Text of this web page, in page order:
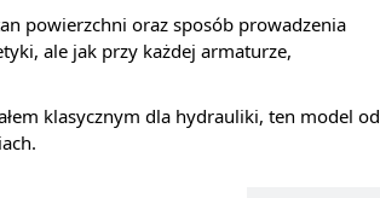
powierzchni oraz sposób prowadzenia
ale jak przy każdej armaturze,
klasycznym dla hydrauliki, ten model od